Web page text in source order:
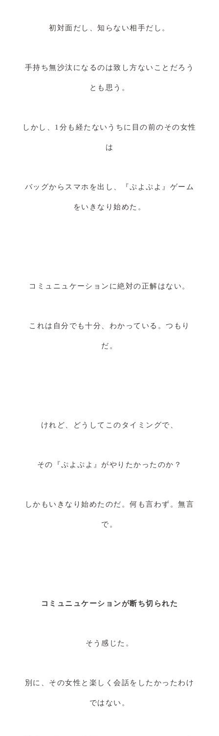
初対面だし、知らない相手だし。
手持ち無沙汰になるのは致し方ないことだろう
とも思う。
しかし、1分も経たないうちに目の前のその女性
は
バッグからスマホを出し、『ぷよぷよ』ゲーム
をいきなり始めた。
コミュニュケーションに絶対の正解はない。
これは自分でも十分、わかっている。つもり
だ。
けれど、どうしてこのタイミングで、
その『ぷよぷよ』がやりたかったのか？
しかもいきなり始めたのだ。何も言わず。無言
で。
コミュニュケーションが断ち切られた
そう感じた。
別に、その女性と楽しく会話をしたかったわけ
ではない。